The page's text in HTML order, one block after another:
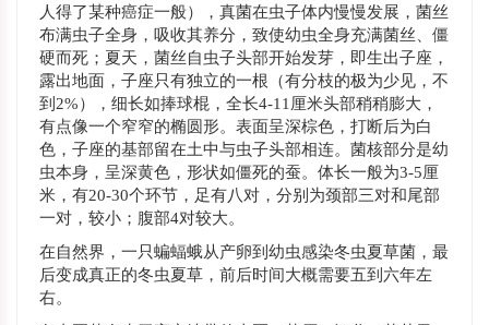
人得了某种癌症一般），真菌在虫子体内慢慢发展，菌丝
布满虫子全身，吸收其养分，致使幼虫全身充满菌丝、僵
硬而死；夏天，菌丝自虫子头部开始发芽，即生出子座，
露出地面，子座只有独立的一根（有分枝的极为少见，不
到2%），细长如捧球棍，全长4-11厘米头部稍稍膨大，
有点像一个窄窄的椭圆形。表面呈深棕色，打断后为白
色，子座的基部留在土中与虫子头部相连。菌核部分是幼
虫本身，呈深黄色，形状如僵死的蚕。体长一般为3-5厘
米，有20-30个环节，足有八对，分别为颈部三对和尾部
一对，较小；腹部4对较大。
在自然界，一只蝙蝠蛾从产卵到幼虫感染冬虫夏草菌，最
后变成真正的冬虫夏草，前后时间大概需要五到六年左
右。